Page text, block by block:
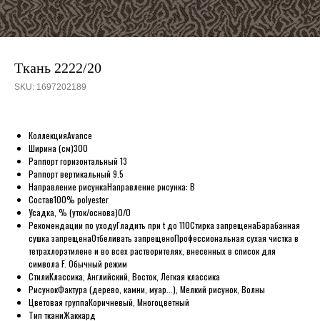
Ткань 2222/20
SKU: 1697202189
КоллекцияAvance
Ширина (см)300
Раппорт горизонтальный 13
Раппорт вертикальный 9.5
Направление рисункаНаправление рисунка: B
Состав100% polyester
Усадка, % (уток/основа)0/0
Рекомендации по уходуГладить при t до 110Стирка запрещенаБарабанная
сушка запрещенаОтбеливать запрещеноПрофессиональная сухая чистка в
тетрахлорэтилене и во всех растворителях, внесенных в список для
символа F. Обычный режим
СтилиКлассика, Английский, Восток, Легкая классика
РисунокФактура (дерево, камни, муар...), Мелкий рисунок, Волны
Цветовая группаКоричневый, Многоцветный
Тип тканиЖаккард